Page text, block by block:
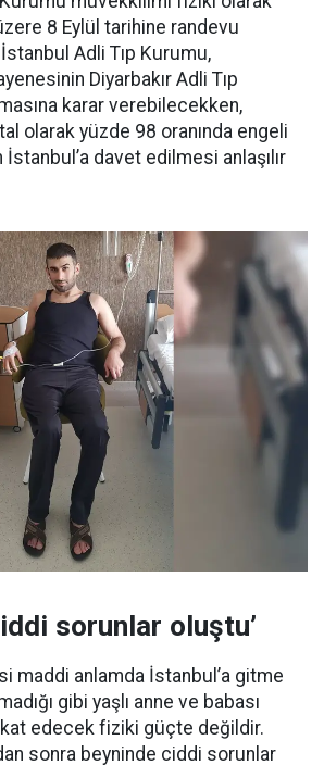
8 Eylül tarihine randevu
Adli Tıp Kurumu,
Diyarbakır Adli Tıp
karar verebilecekken,
olarak yüzde 98 oranında engeli
davet edilmesi anlaşılır
sorunlar oluştu’
maddi anlamda İstanbul’a gitme
gibi yaşlı anne ve babası
edecek fiziki güçte değildir.
sonra beyninde ciddi sorunlar